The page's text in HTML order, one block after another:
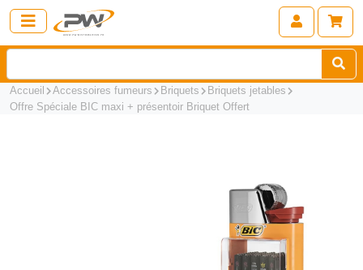
Accueil Accessoires fumeurs Briquets
Briquets jetables
Offre Spéciale BIC maxi + présentoir Briquet Offert